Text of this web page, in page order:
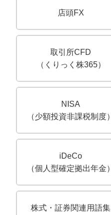
店頭FX
取引所CFD
（くりっく株365）
NISA
（少額投資非課税制度）
iDeCo
（個人型確定拠出年金）
株式・証券関連用語集